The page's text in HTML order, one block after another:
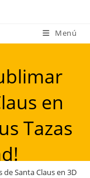
Menú
en
Tazas
Santa Claus en 3D: